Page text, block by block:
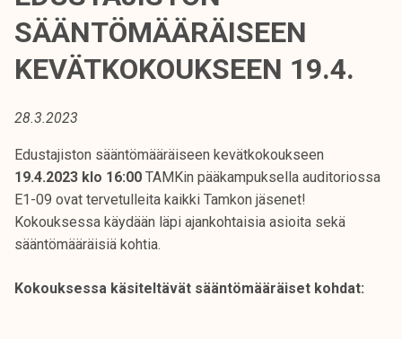
i
k
o
k
e
a
k
o
u
SÄÄNTÖMÄÄRÄISEEN
KEVÄTKOKOUKSEEN 19.4.
28.3.2023
Edustajiston sääntömääräiseen kevätkokoukseen
19.4.2023 klo 16:00 TAMKin pääkampuksella auditoriossa
E1-09 ovat tervetulleita kaikki Tamkon jäsenet!
Kokouksessa käydään läpi ajankohtaisia asioita sekä
sääntömääräisiä kohtia.
Kokouksessa käsiteltävät sääntömääräiset kohdat: